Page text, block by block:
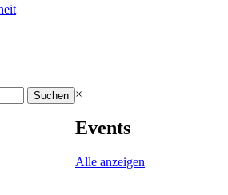
×
Events
Alle anzeigen